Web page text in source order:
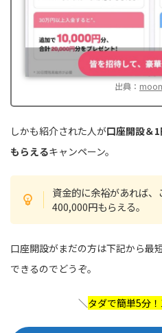
出典：
しかも紹介された人が口座開設＆
もらえるキャンペーン。
資金的に余裕があれば
400,000円もらえる。
口座開設がまだの方は下記から最
できるのでどうぞ。
＼タダで簡単5分